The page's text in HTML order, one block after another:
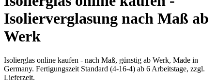
Isolierverglasung nach Maß ab
Werk
Isolierglas online kaufen - nach Maß, günstig ab Werk, Made in
Germany. Fertigungszeit Standard (4-16-4) ab 6 Arbeitstage, zzgl.
Lieferzeit.